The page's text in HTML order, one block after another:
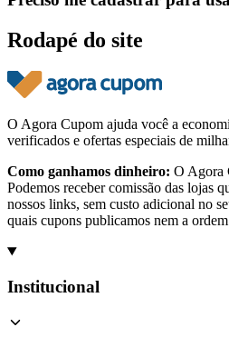
Rodapé do site
O Agora Cupom ajuda você a
verificados e ofertas especiais de
Como ganhamos dinheiro: O Agora
Podemos receber comissão das lojas
nossos links, sem custo adicional no
quais cupons publicamos nem a
Institucional